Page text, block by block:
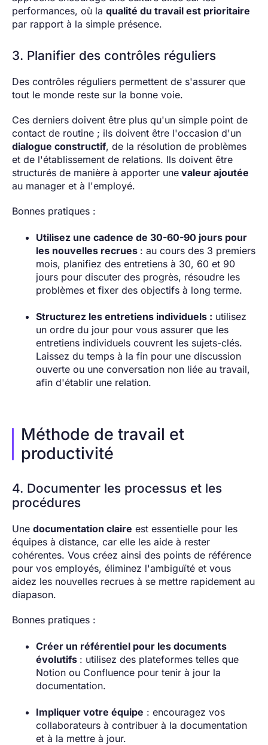
performances, où la qualité du travail est prioritaire
par rapport à la simple présence.
3. Planifier des contrôles réguliers
Des contrôles réguliers permettent de s'assurer que
tout le monde reste sur la bonne voie.
Ces derniers doivent être plus qu'un simple point de
contact de routine ; ils doivent être l'occasion d'un
dialogue constructif, de la résolution de problèmes
et de l'établissement de relations. Ils doivent être
structurés de manière à apporter une valeur ajoutée
au manager et à l'employé.
Bonnes pratiques :
Utilisez une cadence de 30-60-90 jours pour
les nouvelles recrues : au cours des 3 premiers
mois, planifiez des entretiens à 30, 60 et 90
jours pour discuter des progrès, résoudre les
problèmes et fixer des objectifs à long terme.
Structurez les entretiens individuels : utilisez
un ordre du jour pour vous assurer que les
entretiens individuels couvrent les sujets-clés.
Laissez du temps à la fin pour une discussion
ouverte ou une conversation non liée au travail,
afin d'établir une relation.
Méthode de travail et
productivité
4. Documenter les processus et les
procédures
Une documentation claire est essentielle pour les
équipes à distance, car elle les aide à rester
cohérentes. Vous créez ainsi des points de référence
pour vos employés, éliminez l'ambiguïté et vous
aidez les nouvelles recrues à se mettre rapidement au
diapason.
Bonnes pratiques :
Créer un référentiel pour les documents
évolutifs : utilisez des plateformes telles que
Notion ou Confluence pour tenir à jour la
documentation.
Impliquer votre équipe : encouragez vos
collaborateurs à contribuer à la documentation
et à la mettre à jour.